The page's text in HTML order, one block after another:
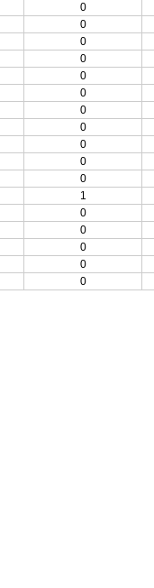
0
0
0
0
0
0
0
0
0
0
0
1
0
0
0
0
0